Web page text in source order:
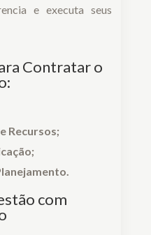
e executa seus
Contratar o
Recursos;
com